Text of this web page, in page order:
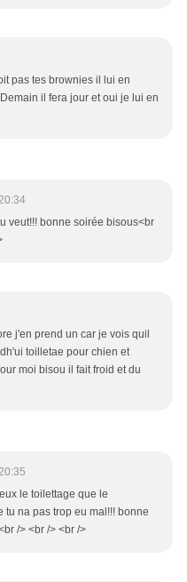
pas tes brownies il lui en
il fera jour et oui je lui en
veut!!! bonne soirée bisous<br
j'en prend un car je vois quil
toilletae pour chien et
moi bisou il fait froid et du
le toilettage que le
tu na pas trop eu mal!!! bonne
/> <br /> <br />